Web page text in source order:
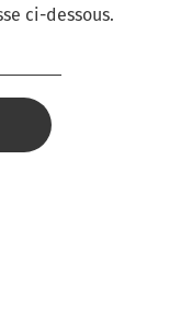
ci-dessous.